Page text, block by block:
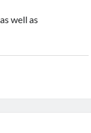
well as